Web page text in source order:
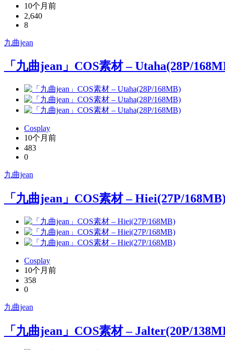
10个月前
2,640
8
九曲jean
「九曲jean」COS素材 – Utaha(28P/
Cosplay
10个月前
483
0
九曲jean
「九曲jean」COS素材 – Hiei(27P/
Cosplay
10个月前
358
0
九曲jean
「九曲jean」COS素材 – Jalter(20P/